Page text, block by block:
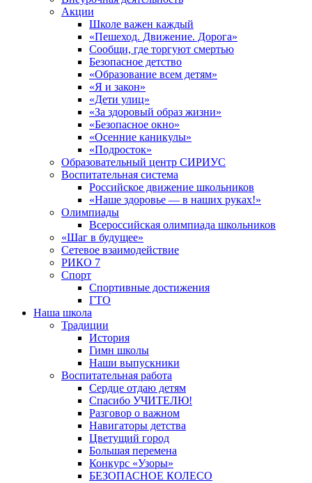
Акции
Школе важен каждый
«Пешеход. Движение. Дорога»
Сообщи, где торгуют смертью
Безопасное детство
«Образование всем детям»
«Я и закон»
«Дети улиц»
«За здоровый образ жизни»
«Безопасное окно»
«Осенние каникулы»
«Подросток»
Образовательный центр СИРИУС
Воспитательная система
Российское движение школьников
«Наше здоровье — в наших руках!»
Олимпиады
Всероссийская олимпиада школьников
«Шаг в будущее»
Сетевое взаимодействие
РИКО 7
Спорт
Спортивные достижения
ГТО
Наша школа
Традиции
История
Гимн школы
Наши выпускники
Воспитательная работа
Сердце отдаю детям
Спасибо УЧИТЕЛЮ!
Разговор о важном
Навигаторы детства
Цветущий город
Большая перемена
Конкурс «Узоры»
БЕЗОПАСНОЕ КОЛЕСО